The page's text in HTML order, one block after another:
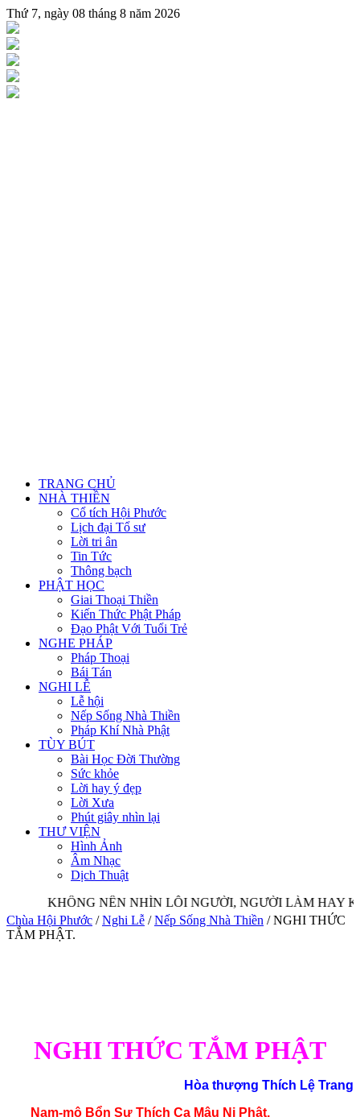
Thứ 7, ngày 08 tháng 8 năm 2026
TRANG CHỦ
NHÀ THIỀN
Cổ tích Hội Phước
Lịch đại Tổ sư
Lời tri ân
Tin Tức
Thông bạch
PHẬT HỌC
Giai Thoại Thiền
Kiến Thức Phật Pháp
Đạo Phật Với Tuổi Trẻ
NGHE PHÁP
Pháp Thoại
Bái Tán
NGHI LỄ
Lễ hội
Nếp Sống Nhà Thiền
Pháp Khí Nhà Phật
TÙY BÚT
Bài Học Đời Thường
Sức khỏe
Lời hay ý đẹp
Lời Xưa
Phút giây nhìn lại
THƯ VIỆN
Hình Ảnh
Âm Nhạc
Dịch Thuật
KHÔNG NÊN NHÌN LỖI NGƯỜI, NGƯỜI LÀM HAY
Chùa Hội Phước / Nghi Lễ / Nếp Sống Nhà Thiền / NGHI THỨC
TẮM PHẬT.
NGHI THỨC TẮM PHẬT
Hòa thượng Thích Lệ Trang
Nam-mô Bổn Sư Thích Ca Mâu Ni Phật.